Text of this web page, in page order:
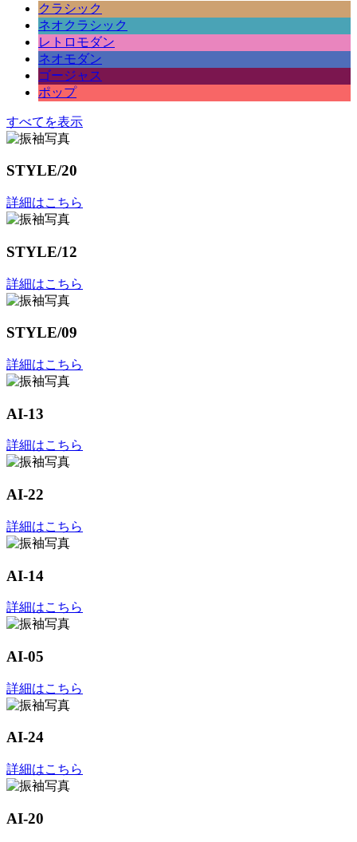
クラシック
ネオクラシック
レトロモダン
ネオモダン
ゴージャス
ポップ
すべてを表示
STYLE/20
詳細はこちら
STYLE/12
詳細はこちら
STYLE/09
詳細はこちら
AI-13
詳細はこちら
AI-22
詳細はこちら
AI-14
詳細はこちら
AI-05
詳細はこちら
AI-24
詳細はこちら
AI-20